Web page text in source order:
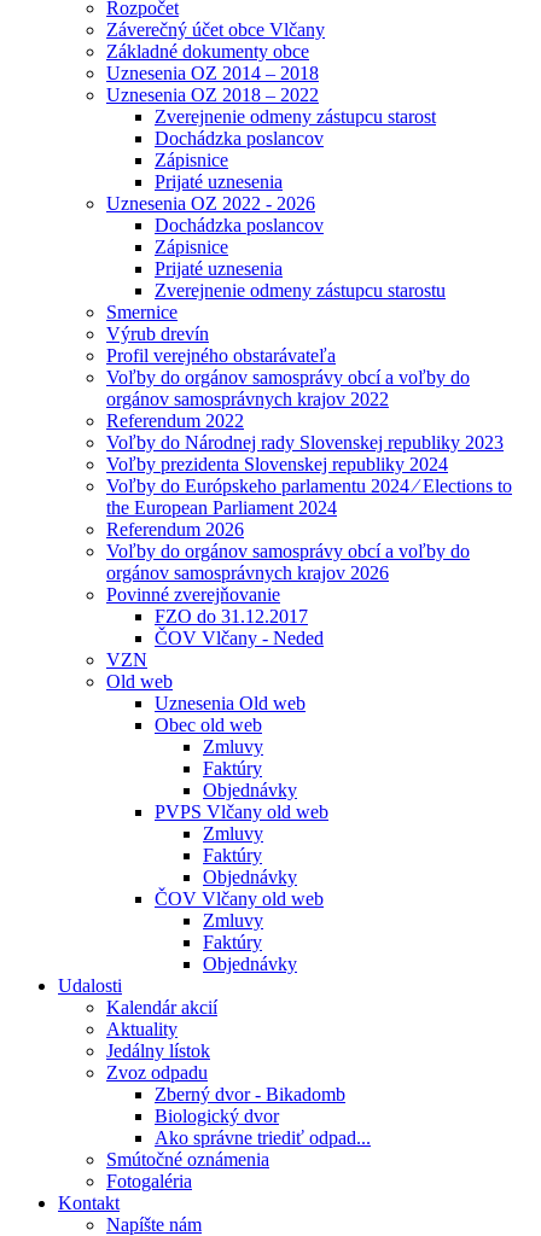
Rozpočet
Záverečný účet obce Vlčany
Základné dokumenty obce
Uznesenia OZ 2014 – 2018
Uznesenia OZ 2018 – 2022
Zverejnenie odmeny zástupcu starost
Dochádzka poslancov
Zápisnice
Prijaté uznesenia
Uznesenia OZ 2022 - 2026
Dochádzka poslancov
Zápisnice
Prijaté uznesenia
Zverejnenie odmeny zástupcu starostu
Smernice
Výrub drevín
Profil verejného obstarávateľa
Voľby do orgánov samosprávy obcí a voľby do
orgánov samosprávnych krajov 2022
Referendum 2022
Voľby do Národnej rady Slovenskej republiky 2023
Voľby prezidenta Slovenskej republiky 2024
Voľby do Európskeho parlamentu 2024 ⁄ Elections to
the European Parliament 2024
Referendum 2026
Voľby do orgánov samosprávy obcí a voľby do
orgánov samosprávnych krajov 2026
Povinné zverejňovanie
FZO do 31.12.2017
ČOV Vlčany - Neded
VZN
Old web
Uznesenia Old web
Obec old web
Zmluvy
Faktúry
Objednávky
PVPS Vlčany old web
Zmluvy
Faktúry
Objednávky
ČOV Vlčany old web
Zmluvy
Faktúry
Objednávky
Udalosti
Kalendár akcií
Aktuality
Jedálny lístok
Zvoz odpadu
Zberný dvor - Bikadomb
Biologický dvor
Ako správne triediť odpad...
Smútočné oznámenia
Fotogaléria
Kontakt
Napíšte nám